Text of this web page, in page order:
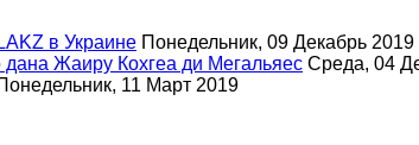
в Украине Понедельник, 09 Декабрь 2019
Жаиру Кохгеа ди Мегальяес Среда, 04
11 Март 2019